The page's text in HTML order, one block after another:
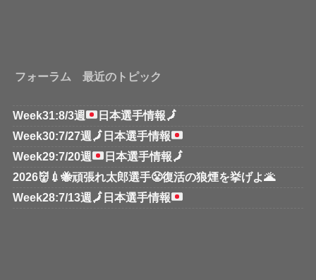
フォーラム 最近のトピック
Week31:8/3週 日本選手情報🗾
Week30:7/27週 🗾 日本選手情報
Week29:7/20週
日本選手情報🗾
2026👹💉🐝頑張れ太郎選手😤復活の狼煙を挙げよ🌋
Week28:7/13週 🗾 日本選手情報